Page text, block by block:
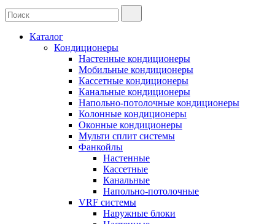
Каталог
Кондиционеры
Настенные кондиционеры
Мобильные кондиционеры
Кассетные кондиционеры
Канальные кондиционеры
Напольно-потолочные кондиционеры
Колонные кондиционеры
Оконные кондиционеры
Мульти сплит системы
Фанкойлы
Настенные
Кассетные
Канальные
Напольно-потолочные
VRF системы
Наружные блоки